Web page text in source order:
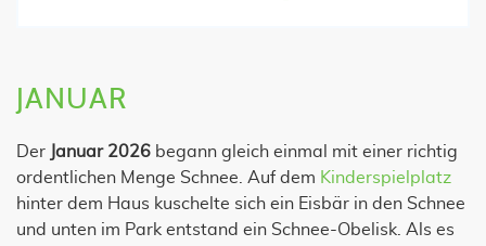
JANUAR
Der Januar 2026 begann gleich einmal mit einer richtig
ordentlichen Menge Schnee. Auf dem Kinderspielplatz
hinter dem Haus kuschelte sich ein Eisbär in den Schnee
und unten im Park entstand ein Schnee-Obelisk. Als es